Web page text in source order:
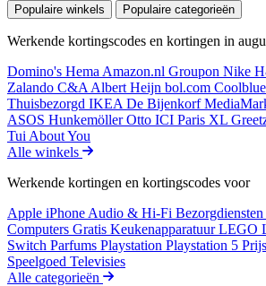
Populaire winkels Populaire categorieën
Werkende kortingscodes en kortingen in
Domino's Hema Amazon.nl Groupon Nike
Zalando C&A Albert Heijn bol.com Coolblue
Thuisbezorgd IKEA De Bijenkorf
ASOS HunkemöllerOtto ICI Paris XL
Tui About You
Alle winkels
Werkende kortingen en kortingscodes voor
Apple iPhone Audio & Hi-Fi Bezorgdiensten
Computers Gratis KeukenapparatuurLEGO
Switch Parfums Playstation Playstation 5
Speelgoed Televisies
Alle categorieën